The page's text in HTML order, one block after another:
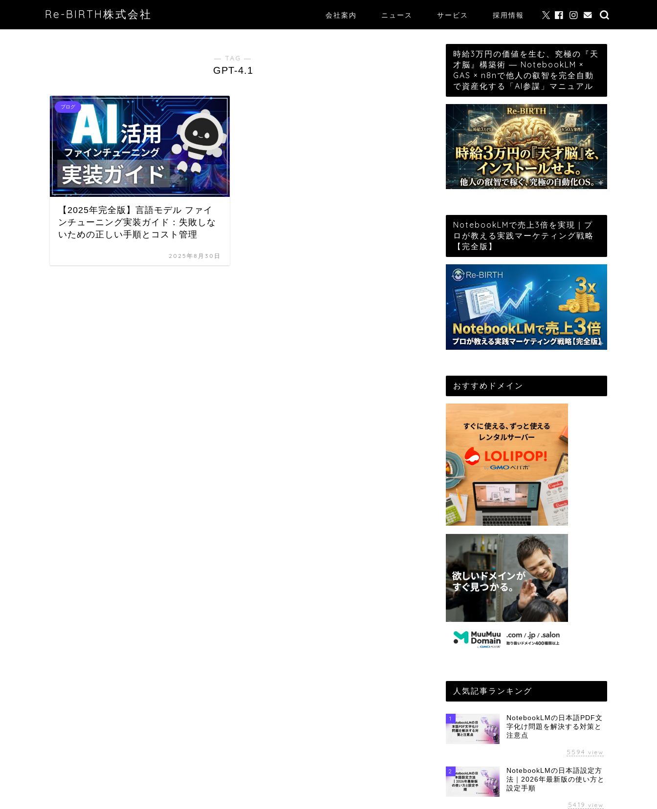
Re-BIRTH株式会社 会社案内 ニュース サービス 採用情報
― TAG ―
GPT-4.1
ブログ
【2025年完全版】言語モデル ファイ
ンチューニング実装ガイド：失敗しな
いための正しい手順とコスト管理
2025年8月30日
時給3万円の価値を生む、究極の『天
才脳』構築術 ― NotebookLM ×
GAS × n8nで他人の叡智を完全自動
で資産化する「AI参謀」マニュアル
NotebookLMで売上3倍を実現｜プ
ロが教える実践マーケティング戦略
【完全版】
おすすめドメイン
人気記事ランキング
1
NotebookLMの日本語PDF文
字化け問題を解決する対策と
注意点
5594 view
2
NotebookLMの日本語設定方
法｜2026年最新版の使い方と
設定手順
5419 view